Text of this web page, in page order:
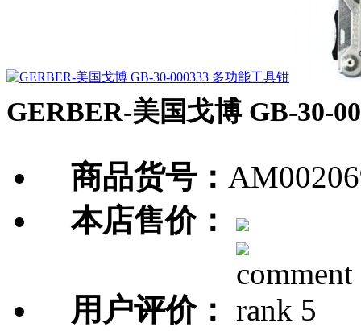
GERBER-美国戈博 GB-30-
商品货号：
本店售价：
用户评价：